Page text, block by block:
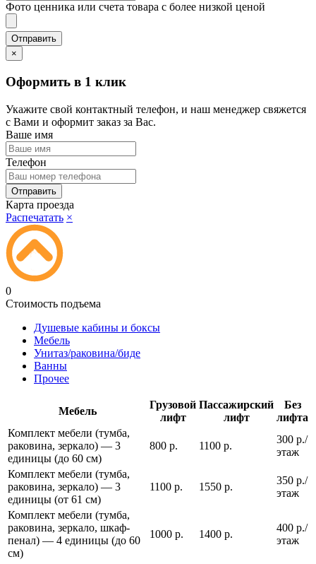
Фото ценника или счета товара с более низкой ценой
×
Оформить в 1 клик
Укажите свой контактный телефон, и наш менеджер свяжется
с Вами и оформит заказ за Вас.
Ваше имя
Телефон
Карта проезда
Распечатать ×
0
Стоимость подъема
Душевые кабины и боксы
Мебель
Унитаз/раковина/биде
Ванны
Прочее
Мебель
Грузовой
лифт
Пассажирский
лифт
Без
лифта
Комплект мебели (тумба,
раковина, зеркало) — 3
единицы (до 60 см)
800 р. 1100 р.
300 р./
этаж
Комплект мебели (тумба,
раковина, зеркало) — 3
единицы (от 61 см)
1100 р. 1550 р.
350 р./
этаж
Комплект мебели (тумба,
раковина, зеркало, шкаф-
пенал) — 4 единицы (до 60
см)
1000 р. 1400 р.
400 р./
этаж